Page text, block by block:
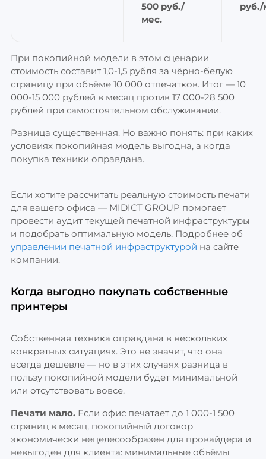
500 руб./
мес.
руб./
При покопийной модели в этом сценарии
стоимость составит 1,0-1,5 рубля за чёрно-белую
страницу при объёме 10 000 отпечатков. Итог — 10
000-15 000 рублей в месяц против 17 000-28 500
рублей при самостоятельном обслуживании.
Разница существенная. Но важно понять: при каких
условиях покопийная модель выгодна, а когда
покупка техники оправдана.
Если хотите рассчитать реальную стоимость печати
для вашего офиса — MIDICT GROUP помогает
провести аудит текущей печатной инфраструктуры
и подобрать оптимальную модель. Подробнее об
управлении печатной инфраструктурой на сайте
компании.
Когда выгодно покупать собственные
принтеры
Собственная техника оправдана в нескольких
конкретных ситуациях. Это не значит, что она
всегда дешевле — но в этих случаях разница в
пользу покопийной модели будет минимальной
или отсутствовать вовсе.
Печати мало. Если офис печатает до 1 000-1 500
страниц в месяц, покопийный договор
экономически нецелесообразен для провайдера и
невыгоден для клиента: минимальные объёмы